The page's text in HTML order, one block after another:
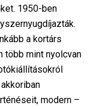
1950-ben
a kortárs
több mint nyolcvan
modern –